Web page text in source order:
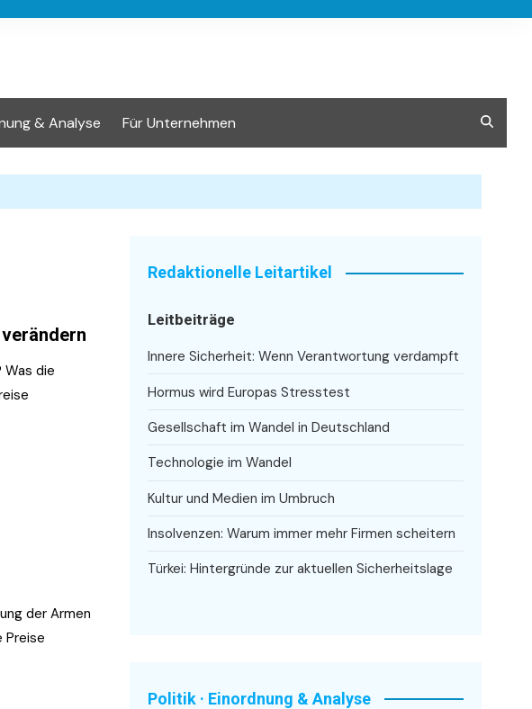
& Analyse Für Unternehmen
Was die
der Armen
Preise
Redaktionelle Leitartikel
Leitbeiträge
Innere Sicherheit: Wenn Verantwortung verdampft
Hormus wird Europas Stresstest
Gesellschaft im Wandel in Deutschland
Technologie im Wandel
Kultur und Medien im Umbruch
Insolvenzen: Warum immer mehr Firmen scheitern
Türkei: Hintergründe zur aktuellen Sicherheitslage
Politik · Einordnung & Analyse